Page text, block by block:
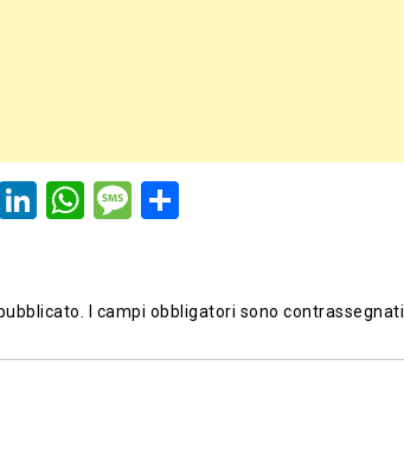
LinkedIn
WhatsApp
Message
Share
I campi obbligatori sono contrassegnati